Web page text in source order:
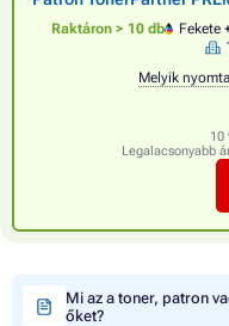
Raktáron > 10 db Fekete
Melyik
10
Legalacsonyabb
Mi az a toner, patron
őket?